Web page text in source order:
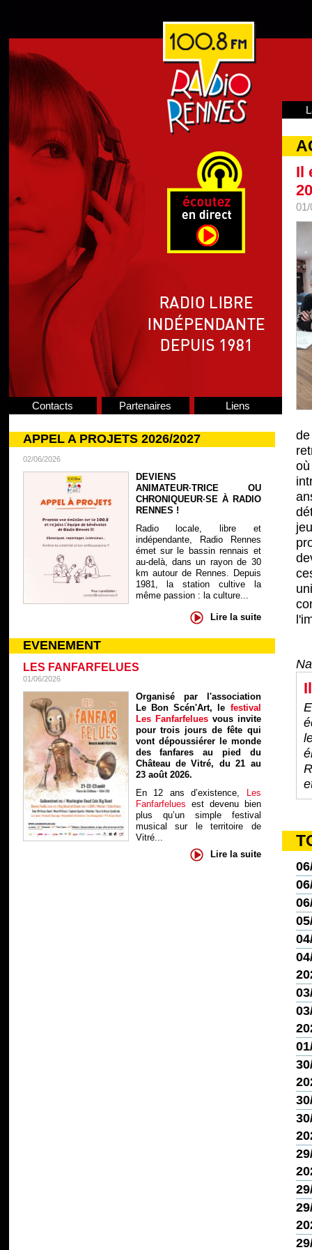
Contacts Partenaires Liens
APPEL A PROJETS 2026/2027
02/06/2026
DEVIENS
ANIMATEUR·TRICE OU
CHRONIQUEUR·SE À RADIO
RENNES !
Radio locale, libre et
indépendante, Radio Rennes
émet sur le bassin rennais et
au-delà, dans un rayon de 30
km autour de Rennes. Depuis
1981, la station cultive la
même passion : la culture...
Lire la suite
EVENEMENT
LES FANFARFELUES
01/06/2026
Organisé par l'association
Le Bon Scén'Art, le festival
Les Fanfarfelues vous invite
pour trois jours de fête qui
vont dépoussiérer le monde
des fanfares au pied du
Château de Vitré, du 21 au
23 août 2026.
En 12 ans d’existence, Les
Fanfarfelues est devenu bien
plus qu’un simple festival
musical sur le territoire de
Vitré...
Lire la suite
Il
01/